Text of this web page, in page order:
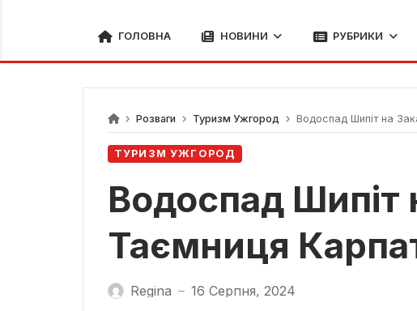
ГОЛОВНА НОВИНИ РУБРИКИ
Розваги Туризм Ужгород Водоспад Шипіт на
ТУРИЗМ УЖГОРОД
Водоспад Шипіт
Таємниця
Regina — 16 Серпня, 2024